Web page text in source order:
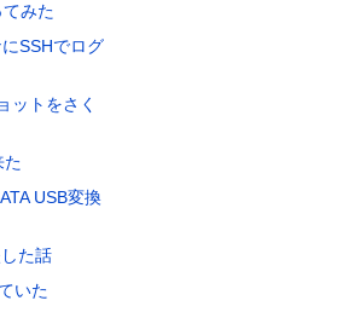
みた
SSHでログ
ットをさく
た
USB変換
た話
いた